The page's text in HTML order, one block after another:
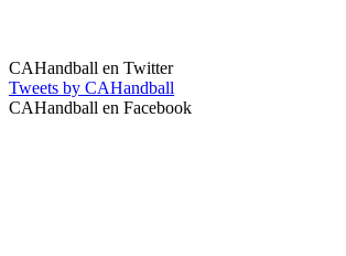
CAHandball en Twitter
Tweets by CAHandball
CAHandball en Facebook